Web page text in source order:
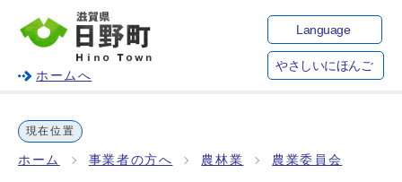
ホームへ
Language
やさしいにほんご
現在位置
ホーム 事業者の方へ 農林業 農業委員会